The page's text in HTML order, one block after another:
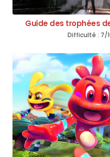
Guide des trophées
Difficulté : 7/